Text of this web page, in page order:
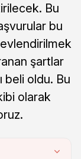
Bu
bu
şartlar
beli oldu. Bu
olarak